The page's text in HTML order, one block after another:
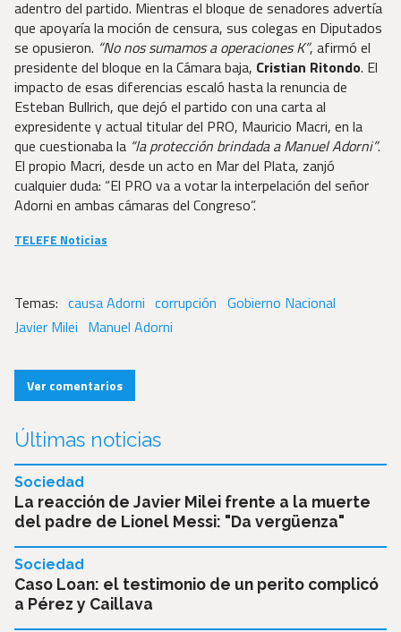
adentro del partido. Mientras el bloque de senadores advertía
que apoyaría la moción de censura, sus colegas en Diputados
se opusieron. “No nos sumamos a operaciones K”, afirmó el
presidente del bloque en la Cámara baja, Cristian Ritondo. El
impacto de esas diferencias escaló hasta la renuncia de
Esteban Bullrich, que dejó el partido con una carta al
expresidente y actual titular del PRO, Mauricio Macri, en la
que cuestionaba la “la protección brindada a Manuel Adorni”.
El propio Macri, desde un acto en Mar del Plata, zanjó
cualquier duda: “El PRO va a votar la interpelación del señor
Adorni en ambas cámaras del Congreso”.
TELEFE Noticias
causa Adorni corrupción Gobierno Nacional
Javier Milei Manuel Adorni
Ver comentarios
Últimas noticias
La reacción de Javier Milei frente a la muerte
del padre de Lionel Messi: "Da vergüenza"
Sociedad
Caso Loan: el testimonio de un perito complicó
a Pérez y Caillava
Sociedad